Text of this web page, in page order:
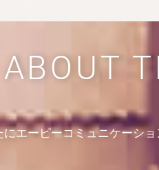
ABOUT
にエーピーコミュニケーシ